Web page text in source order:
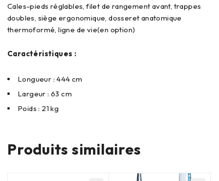
Cales-pieds réglables, filet de rangement avant, trappes
doubles, siège ergonomique, dosseret anatomique
thermoformé, ligne de vie(en option)
Caractéristiques :
Longueur : 444 cm
Largeur : 63 cm
Poids : 21 kg
Produits similaires